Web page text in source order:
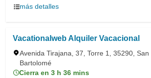
más detalles
Vacationalweb Alquiler Vacacional
Avenida Tirajana, 37, Torre 1, 35290, San
Bartolomé
Cierra en 3 h 36 mins